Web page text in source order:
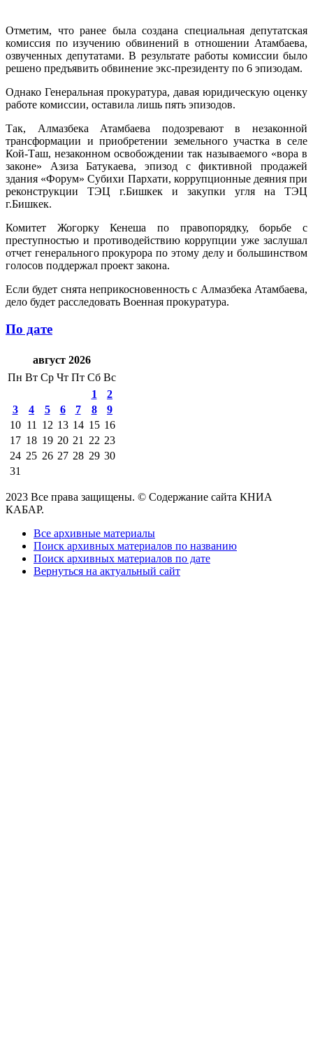
Отметим, что ранее была создана специальная депутатская
комиссия по изучению обвинений в отношении Атамбаева,
озвученных депутатами. В результате работы комиссии было
решено предъявить обвинение экс-президенту по 6 эпизодам.
Однако Генеральная прокуратура, давая юридическую оценку
работе комиссии, оставила лишь пять эпизодов.
Так, Алмазбека Атамбаева подозревают в незаконной
трансформации и приобретении земельного участка в селе
Кой-Таш, незаконном освобождении так называемого «вора в
законе» Азиза Батукаева, эпизод с фиктивной продажей
здания «Форум» Субихи Пархати, коррупционные деяния при
реконструкции ТЭЦ г.Бишкек и закупки угля на ТЭЦ
г.Бишкек.
Комитет Жогорку Кенеша по правопорядку, борьбе с
преступностью и противодействию коррупции уже заслушал
отчет генерального прокурора по этому делу и большинством
голосов поддержал проект закона.
Если будет снята неприкосновенность с Алмазбека Атамбаева,
дело будет расследовать Военная прокуратура.
По дате
август 2026
Пн Вт Ср Чт Пт Сб Вс
1
2
3
4 5 6 7 8
9
10 11 12 13 14 15 16
17 18 19 20 21 22 23
24 25 26 27 28 29 30
31
2023 Все права защищены. © Содержание сайта КНИА
КАБАР.
Все архивные материалы
Поиск архивных материалов по названию
Поиск архивных материалов по дате
Вернуться на актуальный сайт